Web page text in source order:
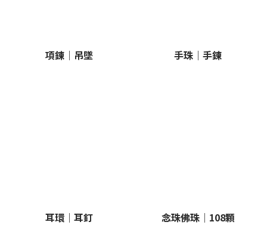
項鍊｜吊墜 手珠｜手鍊
耳環｜耳釘 念珠佛珠｜108顆